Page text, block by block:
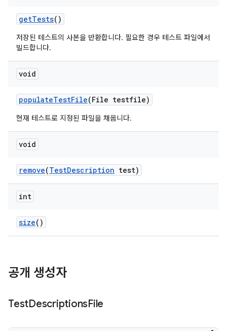
getTests()
저장된 테스트의 사본을 반환합니다. 필요한 경우 테스트 파일에서
빌드합니다.
void
populateTestFile(File testfile)
현재 테스트로 지정된 파일을 채웁니다.
void
remove(TestDescription test)
int
size()
공개 생성자
TestDescriptionsFile